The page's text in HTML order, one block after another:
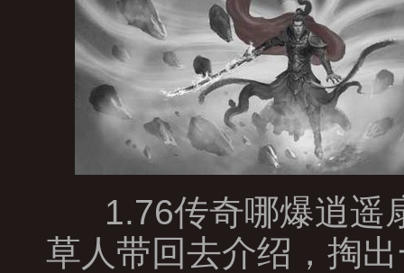
1.76传奇哪爆逍遥
草人带回去介绍，掏